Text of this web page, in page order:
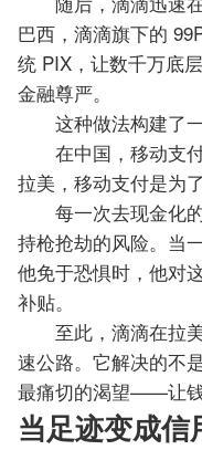
巴西，滴滴旗下的
统 PIX，让数千万底
金融尊严。
这种做法构建了
在中国，移动支
拉美，移动支付是为
每一次去现金化
持枪抢劫的风险。当
他免于恐惧时，他对
补贴。
至此，滴滴在拉
速公路。它解决的不
最痛切的渴望——让钱
当足迹变成信